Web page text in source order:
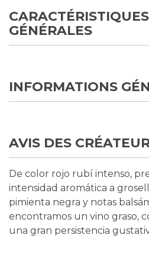
CARACTÉRISTIQUES
GÉNÉRALES
INFORMATIONS
AVIS DES
De color rojo rubí intenso,
intensidad aromática a
pimienta negra y notas
encontramos un vino graso,
una gran persistencia